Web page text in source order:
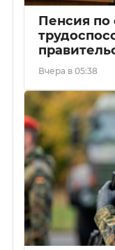
Пенсия по
Вчера в 05:38